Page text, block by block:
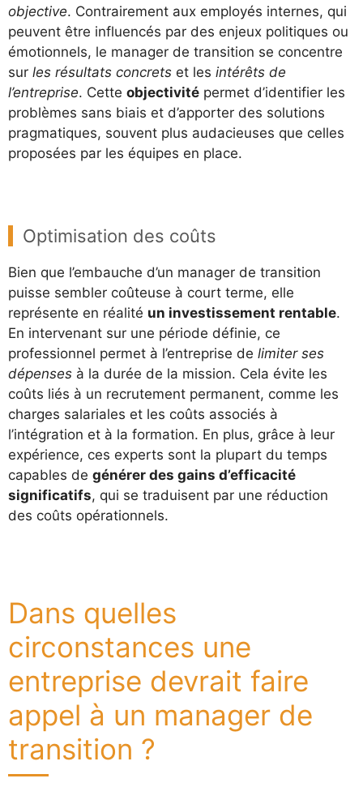
objective. Contrairement aux employés internes, qui
peuvent être influencés par des enjeux politiques ou
émotionnels, le manager de transition se concentre
sur les résultats concrets et les intérêts de
l’entreprise. Cette objectivité permet d’identifier les
problèmes sans biais et d’apporter des solutions
pragmatiques, souvent plus audacieuses que celles
proposées par les équipes en place.
Optimisation des coûts
Bien que l’embauche d’un manager de transition
puisse sembler coûteuse à court terme, elle
représente en réalité un investissement rentable.
En intervenant sur une période définie, ce
professionnel permet à l’entreprise de limiter ses
dépenses à la durée de la mission. Cela évite les
coûts liés à un recrutement permanent, comme les
charges salariales et les coûts associés à
l’intégration et à la formation. En plus, grâce à leur
expérience, ces experts sont la plupart du temps
capables de générer des gains d’efficacité
significatifs, qui se traduisent par une réduction
des coûts opérationnels.
Dans quelles
circonstances une
entreprise devrait faire
appel à un manager de
transition ?